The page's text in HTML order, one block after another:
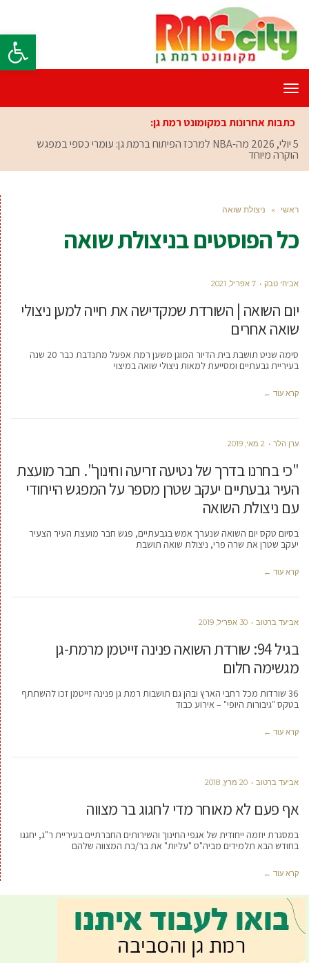
פתח
תפריט
כתבות אחרונות במקומונט רמת גן:
5 יולי, 2026
מה-NBA למרכז הפיתוח ברמת גן: עומרי כספי במפגש
הוקרה מיוחד
ראשי » ניצולת שואה
כל הפוסטים בניצולת שואה
אביחי טבק 7 אפריל, 2021
יום השואה | השורדת שמקדישה את חייה למען ניצולי
שואה אחרים
סימה שניט תושבת בית הדיור המוגן משען רמת אפעל מתנדבת כבר 20 שנה
בעיריית גבעתיים ומסייעת למאות ניצולי שואה במיצוי
קרא עוד ←
ערן הלר 2 מאי, 2019
"כי בחרנו בדרך של נטיעה זריעה וחינוך". חבר מועצת
העיר גבעתיים יעקב שטרן מספר על המפגש הייחודי
עם ניצולת השואה
בסיום טקס יום השואה שנערך אמש בגבעתיים, פגש חבר מועצת העיר הצעיר
יעקב שטרן את שרה פרי, ניצולת שואה תושבת
קרא עוד ←
אביעד ברטוב 30 אפריל, 2019
בגיל 94: שורדת השואה פנינה זייטמן מרמת-גן
מגשימה חלום
36 שורדות מכל רחבי הארץ ובהן גם תושבות רמת גן פנינה זייטמן זכו להשתתף
בטקס "גיבורות היופי" – אירוע כבוד
קרא עוד ←
אביעד ברטוב 20 מרץ, 2018
אף פעם לא מאוחר מדי לחגוג בר מצווה
במסגרת יוזמה ייחודית של אגפי החינוך והשירותים החברתיים בעיריית ר"ג, יחגגו
בחודש הבא תלמידים מביה"ס "עליות" את בר/בת המצווה שלהם
קרא עוד ←